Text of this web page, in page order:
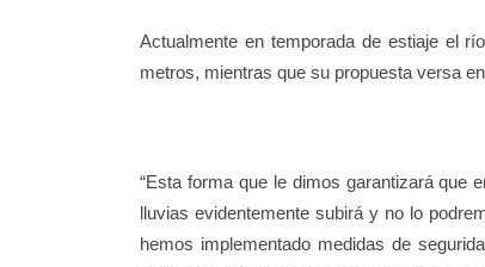
Actualmente en temporada de estiaje el
metros, mientras que su propuesta versa
“Esta forma que le dimos garantizará que
lluvias evidentemente subirá y no lo
hemos implementado medidas de